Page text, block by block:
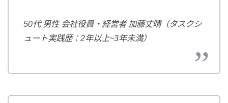
50代 男性 会社役員・経営者 加藤丈晴（タスクシ
ュート実践歴：2年以上~3年未満）